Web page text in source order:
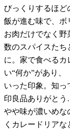
びっくりするほ
飯が進む味で、ボ
お肉だけでなく野
数のスパイスたち
に。家で食べるカ
い“何か”があり
いった印象。知
印良品ありがと
やや味が濃いめな
くカレードリア